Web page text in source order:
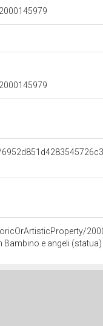
e angeli